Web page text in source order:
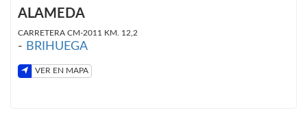
ALAMEDA
CARRETERA CM-2011 KM. 12,2
- BRIHUEGA
VER EN MAPA